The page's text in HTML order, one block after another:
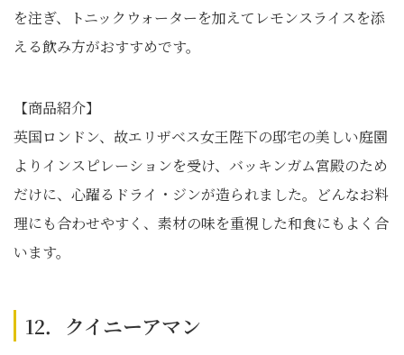
を注ぎ、トニックウォーターを加えてレモンスライスを添
える飲み方がおすすめです。
【商品紹介】
英国ロンドン、故エリザベス女王陛下の邸宅の美しい庭園
よりインスピレーションを受け、バッキンガム宮殿のため
だけに、心躍るドライ・ジンが造られました。どんなお料
理にも合わせやすく、素材の味を重視した和食にもよく合
います。
12．クイニーアマン